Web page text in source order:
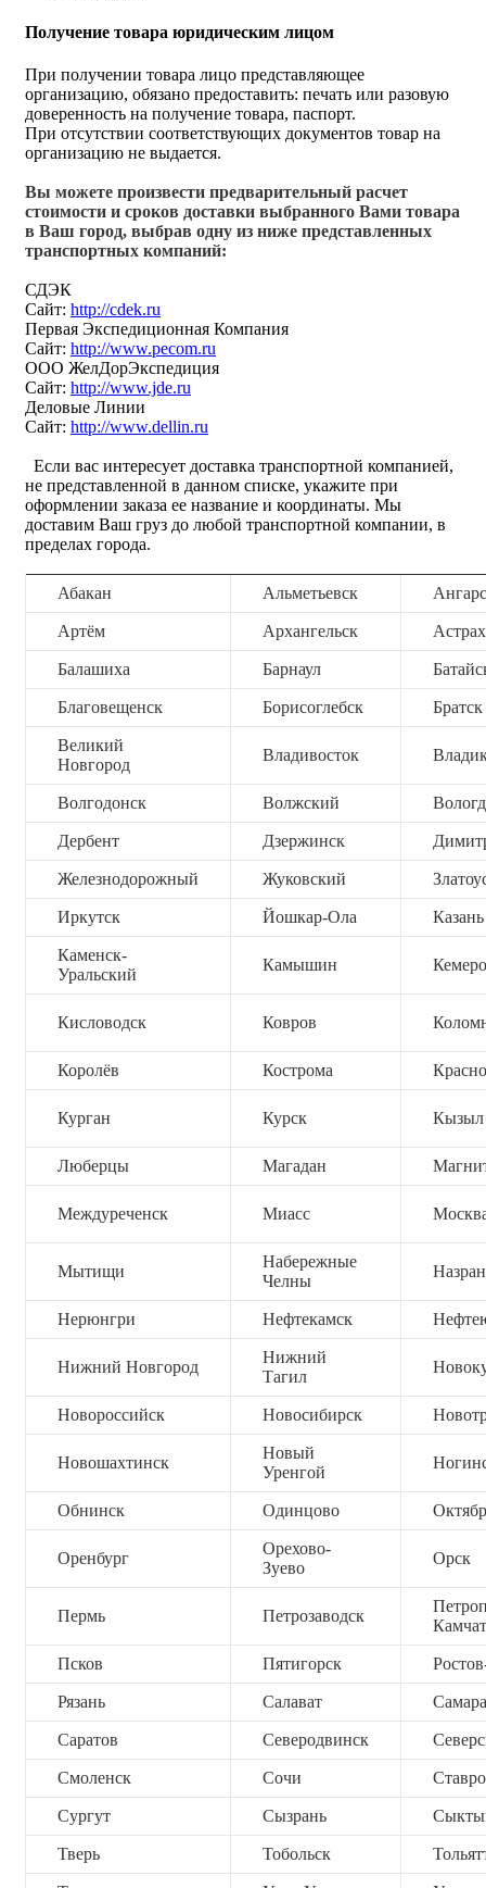
Получение товара юридическим лицом
При получении товара лицо представляющее
организацию, обязано предоставить: печать или разовую
доверенность на получение товара, паспорт.
При отсутствии соответствующих документов товар на
организацию не выдается.
Вы можете произвести предварительный расчет
стоимости и сроков доставки выбранного Вами товара
в Ваш город, выбрав одну из ниже представленных
транспортных компаний:
СДЭК
Сайт: http://cdek.ru
Первая Экспедиционная Компания
Сайт: http://www.pecom.ru
ООО ЖелДорЭкспедиция
Сайт: http://www.jde.ru
Деловые Линии
Сайт: http://www.dellin.ru
Если вас интересует доставка транспортной компанией,
не представленной в данном списке, укажите при
оформлении заказа ее название и координаты. Мы
доставим Ваш груз до любой транспортной компании, в
пределах города.
Абакан Альметьевск
Артём Архангельск
Балашиха Барнаул
Благовещенск Борисоглебск Братск
Великий
Новгород
Владивосток
Волгодонск Волжский
Дербент Дзержинск
Железнодорожный Жуковский
Иркутск Йошкар-Ола Казань
Каменск-
Уральский
Камышин
Кисловодск Ковров
Королёв Кострома
Курган Курск Кызыл
Люберцы Магадан
Междуреченск Миасс
Мытищи
Набережные
Челны
Нерюнгри Нефтекамск
Нижний Новгород
Нижний
Тагил
Новороссийск Новосибирск
Новошахтинск
Новый
Уренгой
Обнинск Одинцово
Оренбург
Орехово-
Зуево
Орск
Пермь Петрозаводск
Псков Пятигорск
Рязань Салават Самара
Саратов Северодвинск
Смоленск Сочи
Сургут Сызрань
Тверь Тобольск